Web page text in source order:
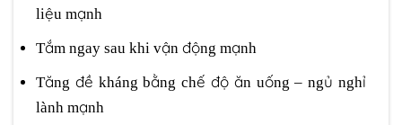
liệu mạnh
Tắm ngay sau khi vận động mạnh
Tăng đề kháng bằng chế độ ăn uống – ngủ nghỉ
lành mạnh